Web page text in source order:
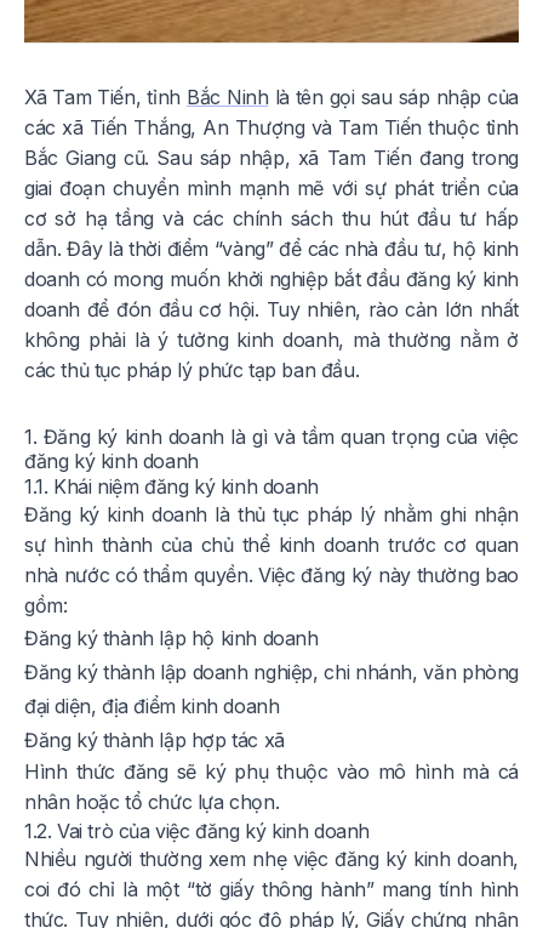
Xã Tam Tiến, tỉnh Bắc Ninh là tên gọi sau sáp nhập của
các xã Tiến Thắng, An Thượng và Tam Tiến thuộc tỉnh
Bắc Giang cũ. Sau sáp nhập, xã Tam Tiến đang trong
giai đoạn chuyển mình mạnh mẽ với sự phát triển của
cơ sở hạ tầng và các chính sách thu hút đầu tư hấp
dẫn. Đây là thời điểm “vàng” để các nhà đầu tư, hộ kinh
doanh có mong muốn khởi nghiệp bắt đầu đăng ký kinh
doanh để đón đầu cơ hội. Tuy nhiên, rào cản lớn nhất
không phải là ý tưởng kinh doanh, mà thường nằm ở
các thủ tục pháp lý phức tạp ban đầu.
1. Đăng ký kinh doanh là gì và tầm quan trọng của việc
đăng ký kinh doanh
1.1. Khái niệm đăng ký kinh doanh
Đăng ký kinh doanh là thủ tục pháp lý nhằm ghi nhận
sự hình thành của chủ thể kinh doanh trước cơ quan
nhà nước có thẩm quyền. Việc đăng ký này thường bao
gồm:
Đăng ký thành lập hộ kinh doanh
Đăng ký thành lập doanh nghiệp, chi nhánh, văn phòng
đại diện, địa điểm kinh doanh
Đăng ký thành lập hợp tác xã
Hình thức đăng sẽ ký phụ thuộc vào mô hình mà cá
nhân hoặc tổ chức lựa chọn.
1.2. Vai trò của việc đăng ký kinh doanh
Nhiều người thường xem nhẹ việc đăng ký kinh doanh,
coi đó chỉ là một “tờ giấy thông hành” mang tính hình
thức. Tuy nhiên, dưới góc độ pháp lý, Giấy chứng nhận